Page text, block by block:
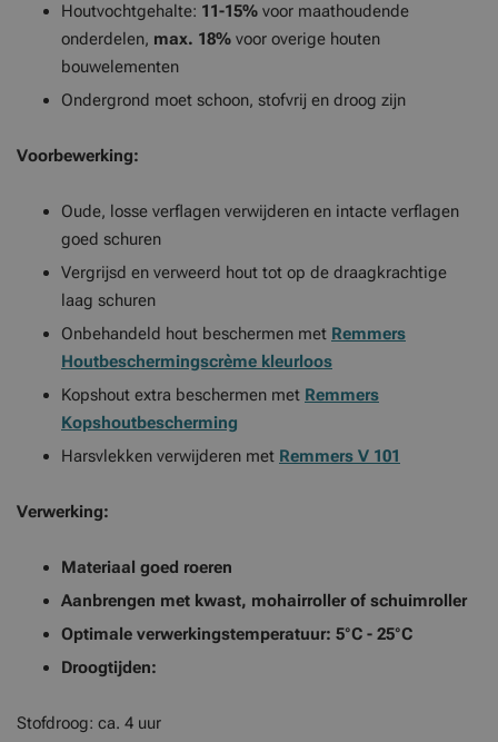
Houtvochtgehalte: 11-15% voor maathoudende
onderdelen, max. 18% voor overige houten
bouwelementen
Ondergrond moet schoon, stofvrij en droog zijn
Voorbewerking:
Oude, losse verflagen verwijderen en intacte verflagen
goed schuren
Vergrijsd en verweerd hout tot op de draagkrachtige
laag schuren
Onbehandeld hout beschermen met Remmers
Houtbeschermingscrème kleurloos
Kopshout extra beschermen met Remmers
Kopshoutbescherming
Harsvlekken verwijderen met Remmers V 101
Verwerking:
Materiaal goed roeren
Aanbrengen met kwast, mohairroller of schuimroller
Optimale verwerkingstemperatuur: 5°C - 25°C
Droogtijden:
Stofdroog: ca. 4 uur